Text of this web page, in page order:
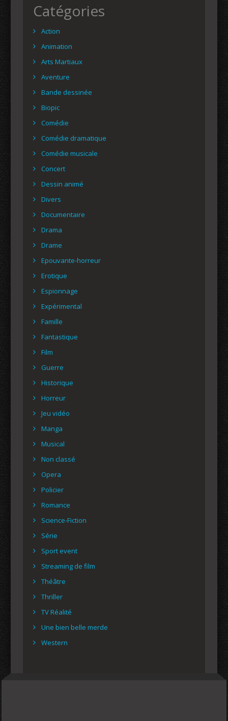
Catégories
Action
Animation
Arts Martiaux
Aventure
Bande dessinée
Biopic
Comédie
Comédie dramatique
Comédie musicale
Concert
Dessin animé
Divers
Documentaire
Drama
Drame
Epouvante-horreur
Erotique
Espionnage
Expérimental
Famille
Fantastique
Film
Guerre
Historique
Horreur
Jeu vidéo
Manga
Musical
Non classé
Opera
Policier
Romance
Science-Fiction
Série
Sport event
Streaming de film
Théâtre
Thriller
TV Réalité
Une bien belle merde
Western